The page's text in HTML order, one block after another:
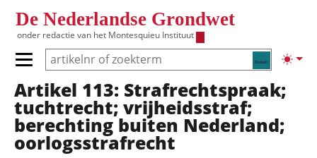
De Nederlandse Grondwet
onder redactie van het Montesquieu Instituut
Zoeken
Primair menu tonen/verbergen
Hoofdnavigatie
Artikel 113: Strafrechtspraak;
tuchtrecht; vrijheidsstraf;
berechting buiten Nederland;
oorlogsstrafrecht